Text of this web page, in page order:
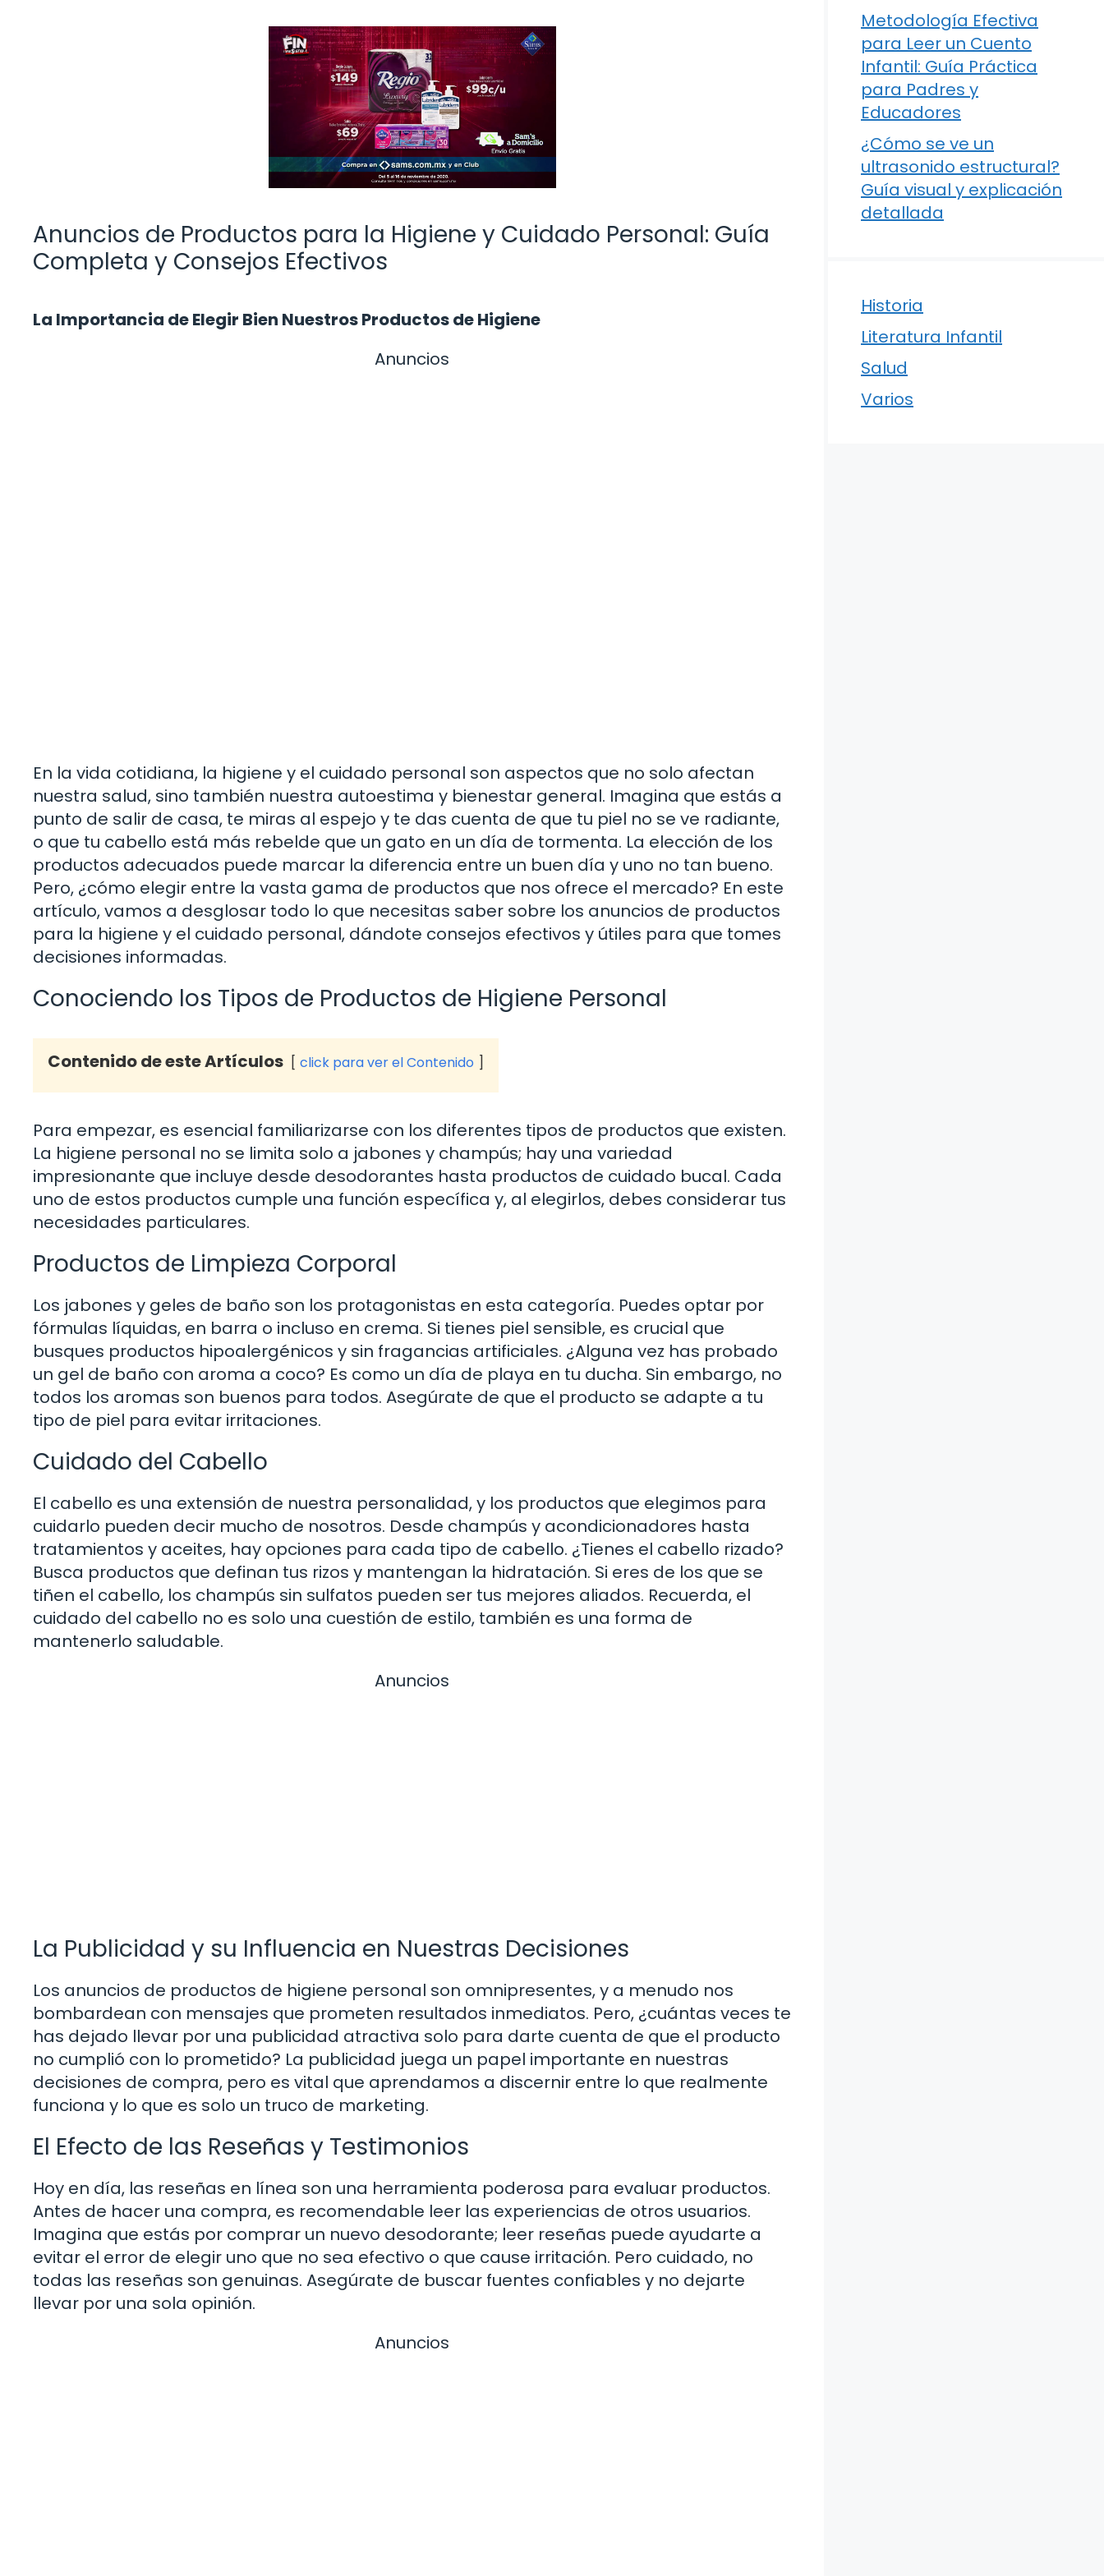
Anuncios de Productos para la Higiene y Cuidado Personal: Guía
Completa y Consejos Efectivos
La Importancia de Elegir Bien Nuestros Productos de Higiene
Anuncios
En la vida cotidiana, la higiene y el cuidado personal son aspectos que no solo afectan
nuestra salud, sino también nuestra autoestima y bienestar general. Imagina que estás a
punto de salir de casa, te miras al espejo y te das cuenta de que tu piel no se ve radiante,
o que tu cabello está más rebelde que un gato en un día de tormenta. La elección de los
productos adecuados puede marcar la diferencia entre un buen día y uno no tan bueno.
Pero, ¿cómo elegir entre la vasta gama de productos que nos ofrece el mercado? En este
artículo, vamos a desglosar todo lo que necesitas saber sobre los anuncios de productos
para la higiene y el cuidado personal, dándote consejos efectivos y útiles para que tomes
decisiones informadas.
Conociendo los Tipos de Productos de Higiene Personal
Contenido de este Artículos click para ver el Contenido
Para empezar, es esencial familiarizarse con los diferentes tipos de productos que existen.
La higiene personal no se limita solo a jabones y champús; hay una variedad
impresionante que incluye desde desodorantes hasta productos de cuidado bucal. Cada
uno de estos productos cumple una función específica y, al elegirlos, debes considerar tus
necesidades particulares.
Productos de Limpieza Corporal
Los jabones y geles de baño son los protagonistas en esta categoría. Puedes optar por
fórmulas líquidas, en barra o incluso en crema. Si tienes piel sensible, es crucial que
busques productos hipoalergénicos y sin fragancias artificiales. ¿Alguna vez has probado
un gel de baño con aroma a coco? Es como un día de playa en tu ducha. Sin embargo, no
todos los aromas son buenos para todos. Asegúrate de que el producto se adapte a tu
tipo de piel para evitar irritaciones.
Cuidado del Cabello
El cabello es una extensión de nuestra personalidad, y los productos que elegimos para
cuidarlo pueden decir mucho de nosotros. Desde champús y acondicionadores hasta
tratamientos y aceites, hay opciones para cada tipo de cabello. ¿Tienes el cabello rizado?
Busca productos que definan tus rizos y mantengan la hidratación. Si eres de los que se
tiñen el cabello, los champús sin sulfatos pueden ser tus mejores aliados. Recuerda, el
cuidado del cabello no es solo una cuestión de estilo, también es una forma de
mantenerlo saludable.
Anuncios
La Publicidad y su Influencia en Nuestras Decisiones
Los anuncios de productos de higiene personal son omnipresentes, y a menudo nos
bombardean con mensajes que prometen resultados inmediatos. Pero, ¿cuántas veces te
has dejado llevar por una publicidad atractiva solo para darte cuenta de que el producto
no cumplió con lo prometido? La publicidad juega un papel importante en nuestras
decisiones de compra, pero es vital que aprendamos a discernir entre lo que realmente
funciona y lo que es solo un truco de marketing.
El Efecto de las Reseñas y Testimonios
Hoy en día, las reseñas en línea son una herramienta poderosa para evaluar productos.
Antes de hacer una compra, es recomendable leer las experiencias de otros usuarios.
Imagina que estás por comprar un nuevo desodorante; leer reseñas puede ayudarte a
evitar el error de elegir uno que no sea efectivo o que cause irritación. Pero cuidado, no
todas las reseñas son genuinas. Asegúrate de buscar fuentes confiables y no dejarte
llevar por una sola opinión.
Anuncios
Metodología Efectiva
para Leer un Cuento
Infantil: Guía Práctica
para Padres y
Educadores
¿Cómo se ve un
ultrasonido estructural?
Guía visual y explicación
detallada
Historia
Literatura Infantil
Salud
Varios